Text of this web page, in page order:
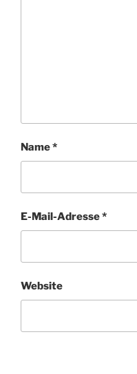
Name*
E-Mail-Adresse*
Website